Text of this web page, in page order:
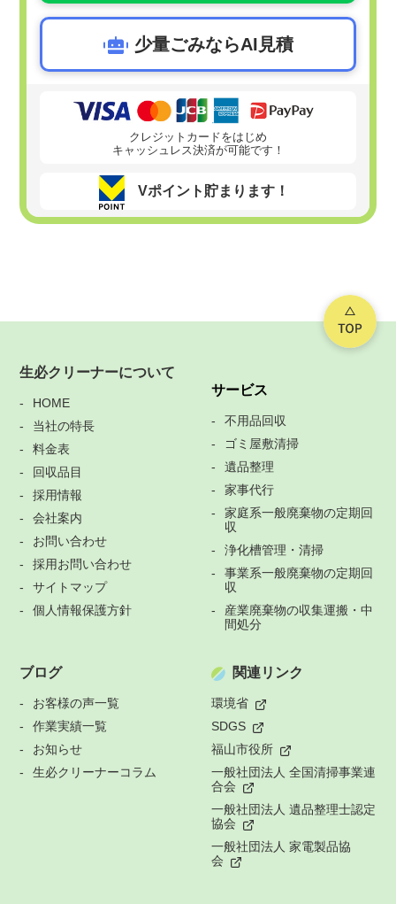
少量ごみならAI見積
クレジットカードをはじめ
キャッシュレス決済が可能です！
Vポイント貯まります！
生必クリーナーについて
HOME
当社の特長
料金表
回収品目
採用情報
会社案内
お問い合わせ
採用お問い合わせ
サイトマップ
個人情報保護方針
サービス
不用品回収
ゴミ屋敷清掃
遺品整理
家事代行
家庭系一般廃棄物の定期回
収
浄化槽管理・清掃
事業系一般廃棄物の定期回
収
産業廃棄物の収集運搬・中
間処分
ブログ
お客様の声一覧
作業実績一覧
お知らせ
生必クリーナーコラム
関連リンク
環境省
SDGS
福山市役所
一般社団法人 全国清掃事業連
合会
一般社団法人 遺品整理士認定
協会
一般社団法人 家電製品協
会